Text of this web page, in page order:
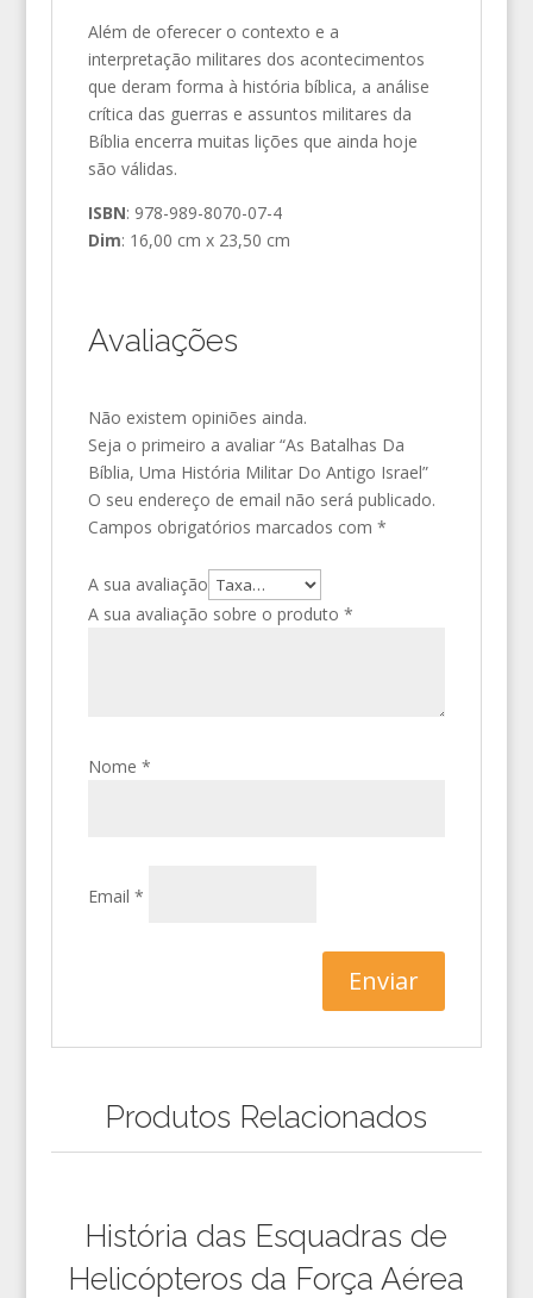
Além de oferecer o contexto e a
interpretação militares dos acontecimentos
que deram forma à história bíblica, a análise
crítica das guerras e assuntos militares da
Bíblia encerra muitas lições que ainda hoje
são válidas.
ISBN: 978-989-8070-07-4
Dim: 16,00 cm x 23,50 cm
Avaliações
Não existem opiniões ainda.
Seja o primeiro a avaliar “As Batalhas Da
Bíblia, Uma História Militar Do Antigo Israel”
O seu endereço de email não será publicado.
Campos obrigatórios marcados com *
A sua avaliação
A sua avaliação sobre o produto *
Nome *
Email *
Produtos Relacionados
História das Esquadras de
Helicópteros da Força Aérea